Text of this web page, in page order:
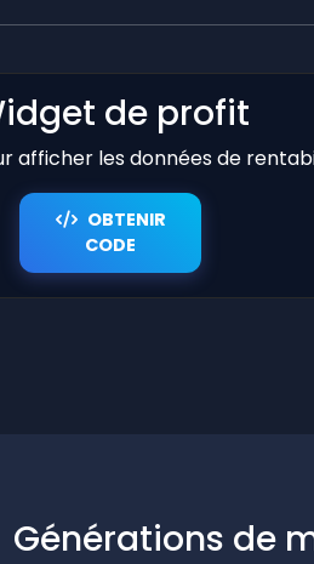
de profit
les données de
OBTENIR
CODE
Générations de